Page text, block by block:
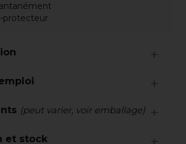
protecteur
(peut varier, voir emballage)
et stock